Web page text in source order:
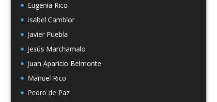
Eugenia Rico
Isabel Camblor
Javier Puebla
Jesús Marchamalo
Juan Aparicio Belmonte
Manuel Rico
Pedro de Paz